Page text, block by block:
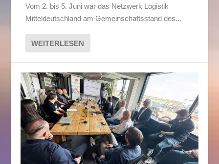
Vom 2. bis 5. Juni war das Netzwerk Logistik
Mitteldeutschland am Gemeinschaftsstand des...
WEITERLESEN